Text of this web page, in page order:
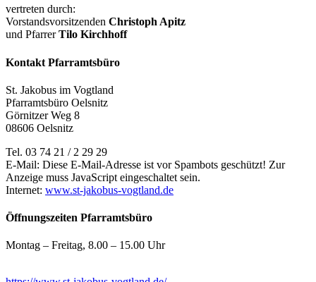
vertreten durch:
Vorstandsvorsitzenden Christoph Apitz
und PfarrerTilo Kirchhoff
Kontakt Pfarramtsbüro
St. Jakobus im Vogtland
Pfarramtsbüro Oelsnitz
Görnitzer Weg 8
08606 Oelsnitz
Tel. 03 74 21 / 2 29 29
E-Mail: Diese E-Mail-Adresse ist vor Spambots geschützt! Zur
Anzeige muss JavaScript eingeschaltet sein.
Internet: www.st-jakobus-vogtland.de
Öffnungszeiten Pfarramtsbüro
Montag – Freitag, 8.00 – 15.00 Uhr